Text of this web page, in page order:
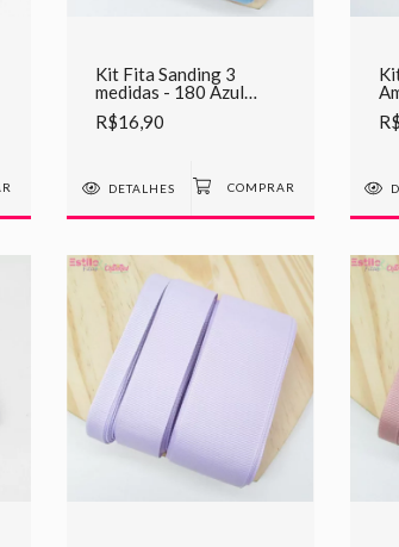
Kit Fita Sanding 3
medidas - 180 Azul
Bebê
R$16,90
DETALHES